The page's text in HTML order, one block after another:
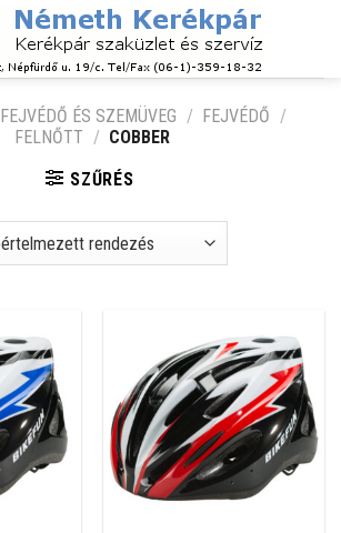
FEJVÉDŐ ÉS SZEMÜVEG / FEJVÉDŐ /
FELNŐTT / COBBER
SZŰRÉS